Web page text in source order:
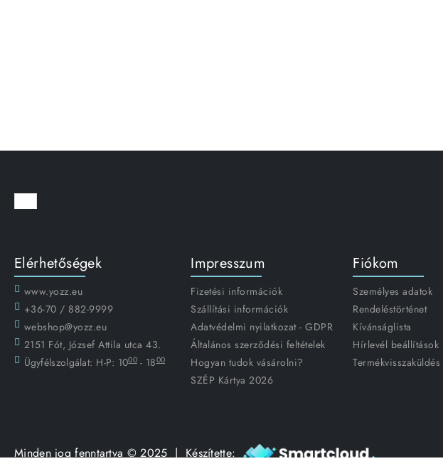
Elérhetőségek
www.yozz.eu
+36-70 / 882-9999
webshop@yozz.eu
2151 Fót, József Attila utca 43.
Ügyfélszolgálat: H-P: 1000 - 1800
Impresszum
Fizetési információk
Szállítási információk
Adatvédelmi nyilatkozat - GDPR
Általános szerződési feltételek
Hogyan tudok vásárolni?
SZÉP Kártya 2026
Fiókom
Személyes adatok
Rendeléstörténet
Kívánságlista
Hírlevél beállítások
Termékvisszaküldés
Minden jog fenntartva © 2025 | Készítette: